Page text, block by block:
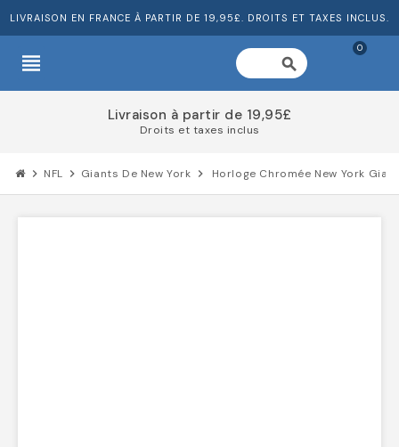
LIVRAISON EN FRANCE À PARTIR DE 19,95£. DROITS ET TAXES INCLUS.
view_headline search
0
Livraison à partir de 19,95£
Droits et taxes inclus
chevron_right NFL chevron_right Giants De New York chevron_right Horloge Chromée New York